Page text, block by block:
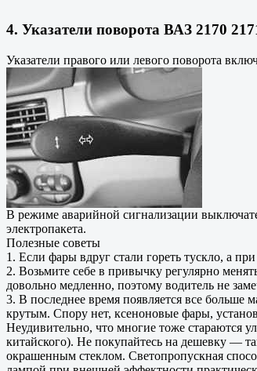
4. Указатели поворота ВАЗ 2170
Указатели правого или левого поворота
В режиме аварийной сигнализации
электропакета.
Полезные советы
1. Если фары вдруг стали гореть тускло, а
2. Возьмите себе в привычку регулярно
довольно медленно, поэтому водитель не
3. В последнее время появляется все больше
крутым. Спору нет, ксеноновые фары,
Неудивительно, что многие тоже стараются
китайского). Не покупайтесь на дешевку —
окрашенным стеклом. Светопропускная